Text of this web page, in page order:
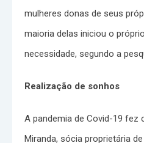
mulheres donas de seus
maioria delas iniciou o
necessidade, segundo a
Realização de sonhos
A pandemia de Covid-19 fez
Miranda, sócia proprietária